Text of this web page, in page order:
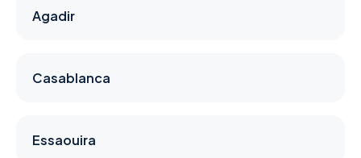
Agadir
Casablanca
Essaouira